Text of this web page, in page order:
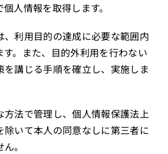
人情報を取得します。
、利用目的の達成に必要な範囲内
す。また、目的外利用を行わない
を講じる手順を確立し、実施しま
方法で管理し、個人情報保護法上
除いて本人の同意なしに第三者に
。